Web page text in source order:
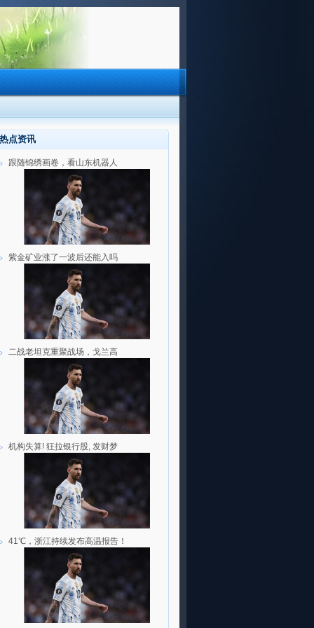
热点资讯
跟随锦绣画卷，看山东机器人
紫金矿业涨了一波后还能入吗
二战老坦克重聚战场，戈兰高
机构失算! 狂拉银行股, 发财梦
41℃，浙江持续发布高温报告！